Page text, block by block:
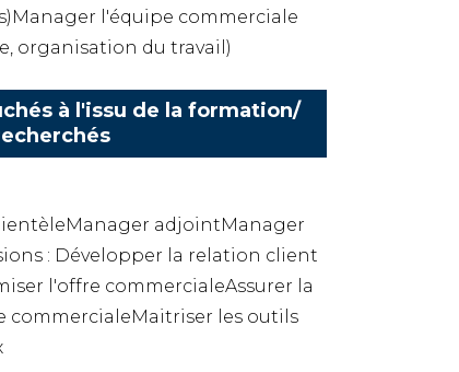
l'équipe commerciale
organisation du travail)
à l'issu de la formation/
adjointManager
: Développer la relation client
l'offre commercialeAssurer la
les outils